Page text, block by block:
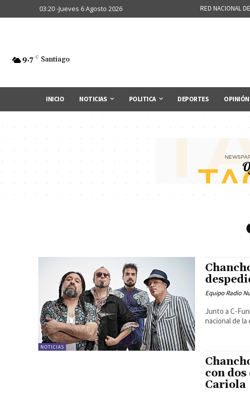
03:20 -Jueves 6 Agosto 2026 RED NACIONAL
9.7 C Santiago
INICIO NOTICIAS POLITICA DEPORTES OPINIÓN
NOTICIAS
Equipo Radio
Junto a C-
nacional de
con
Cariola